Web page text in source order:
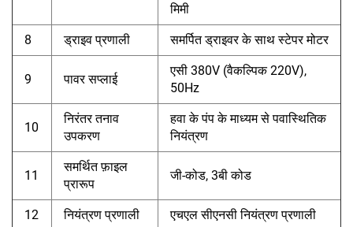
मिमी
8 ड्राइव प्रणाली समर्पित ड्राइवर के साथ स्टेपर मोटर
9 पावर सप्लाई
एसी 380V (वैकल्पिक 220V),
50Hz
10
निरंतर तनाव
उपकरण
हवा के पंप के माध्यम से पवास्थितिक
नियंत्रण
11
समर्थित फ़ाइल
प्रारूप
जी-कोड, 3बी कोड
12 नियंत्रण प्रणाली एचएल सीएनसी नियंत्रण प्रणाली